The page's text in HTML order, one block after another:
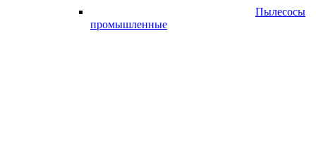
Пылесосы
промышленные